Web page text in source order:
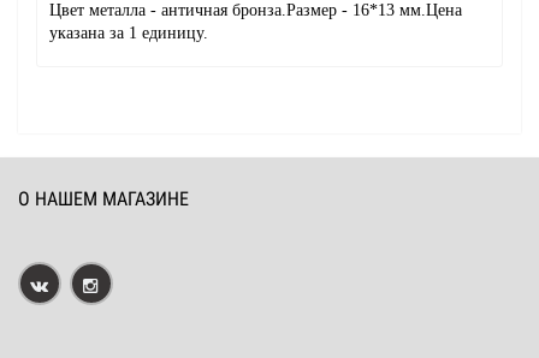
Цвет металла - античная бронза.Размер - 16*13 мм.Цена
указана за 1 единицу.
О НАШЕМ МАГАЗИНЕ